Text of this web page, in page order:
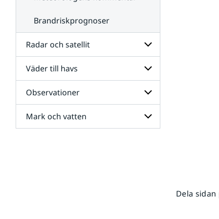
Brandriskprognoser
Radar och satellit
Undersidor
för
Radar
och
satellit
Väder till havs
Undersidor
för
Väder
till
havs
Observationer
Undersidor
för
Mark och vatten
Dela sidan